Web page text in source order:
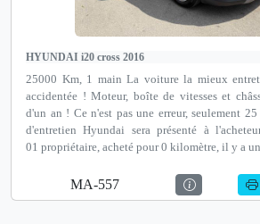
HYUNDAI i20 cross 2016
25000 Km, 1 main La voiture la mieux
accidentée ! Moteur, boîte de vitesses et
d'un an ! Ce n'est pas une erreur, seulement
d'entretien Hyundai sera présenté à
01 propriétaire, acheté pour 0 kilomètre, il y a
plus encore ! Possibilité de financement
Notre adresse est Autotest Netanya, un
MA-557